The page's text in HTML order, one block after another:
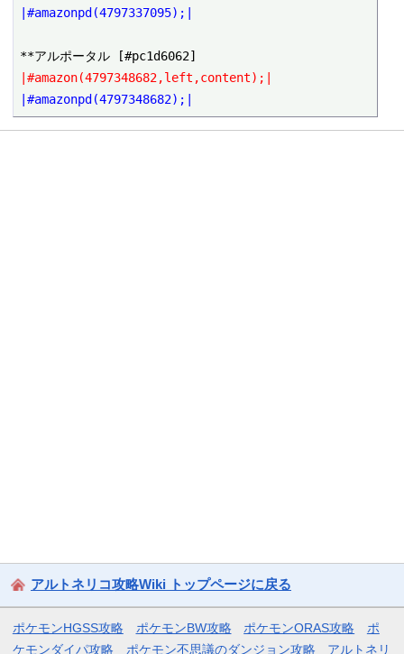
|#amazonpd(4797337095);|
|#amazon(4797348682,left,content);|
|#amazonpd(4797348682);|
アルトネリコ攻略Wiki トップページに戻る
ポケモンHGSS攻略 ポケモンBW攻略 ポケモンORAS攻略
ポ
ケモンダイパ攻略
ポケモン不思議のダンジョン攻略 アルトネリ